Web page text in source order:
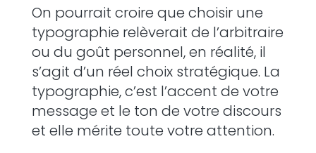
On pourrait croire que choisir une
typographie relèverait de l’arbitraire
ou du goût personnel, en réalité, il
s’agit d’un réel choix stratégique. La
typographie, c’est l’accent de votre
message et le ton de votre discours
et elle mérite toute votre attention.